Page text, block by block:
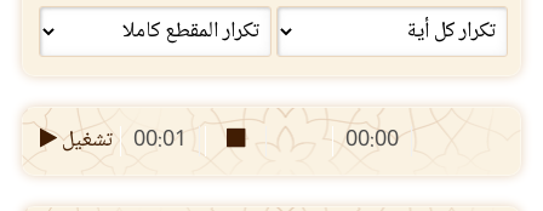
00:00
00:01 تشغيل